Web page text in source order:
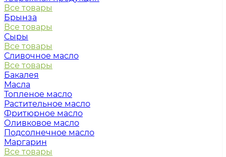
Все товары
Брынза
Все товары
Сыры
Все товары
Сливочное масло
Все товары
Бакалея
Масла
Топленое масло
Растительное масло
Фритюрное масло
Оливковое масло
Подсолнечное масло
Маргарин
Все товары